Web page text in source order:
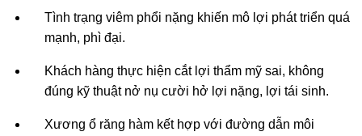
Tình trạng viêm phổi nặng khiến mô lợi phát triển quá
mạnh, phì đại.
Khách hàng thực hiện cắt lợi thẩm mỹ sai, không
đúng kỹ thuật nở nụ cười hở lợi nặng, lợi tái sinh.
Xương ổ răng hàm kết hợp với đường dẫn môi